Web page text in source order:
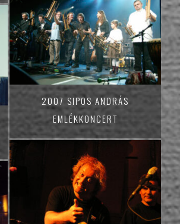
2007 SIPOS ANDRÁS
EMLÉKKONCERT